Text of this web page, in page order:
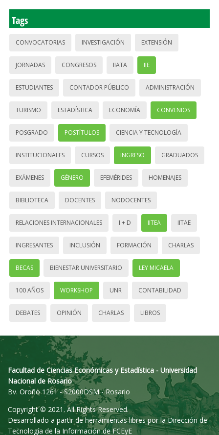
Tags
CONVOCATORIAS INVESTIGACIÓN EXTENSIÓN
JORNADAS CONGRESOS IIATA IIE
ESTUDIANTES CONTADOR PÚBLICO ADMINISTRACIÓN
TURISMO ESTADÍSTICA ECONOMÍA CONVENIOS
POSGRADO POSTÍTULOS CIENCIA Y TECNOLOGÍA
INSTITUCIONALES CURSOS INGRESO GRADUADOS
EXÁMENES GÉNERO EFEMÉRIDES HOMENAJES
BIBLIOTECA DOCENTES NODOCENTES
RELACIONES INTERNACIONALES I + D IITEA IITAE
INGRESANTES INCLUSIÓN FORMACIÓN CHARLAS
BECAS BIENESTAR UNIVERSITARIO LEY MICAELA
100 AÑOS WORKSHOP UNR CONTABILIDAD
DEBATES OPINIÓN CHARLAS LIBROS
Facultad de Ciencias Económicas y Estadística - Universidad
Nacional de Rosario
Bv. Oroño 1261 - S2000DSM - Rosario
Copyright © 2021. All Rights Reserved.
Desarrollado a partir de herramientas libres por la Dirección de
Tecnología de la Información de FCEyE